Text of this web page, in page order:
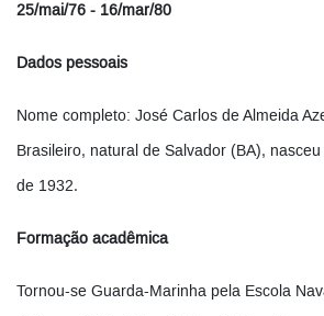
25/mai/76 - 16/mar/80
Dados pessoais
Nome completo: José Carlos de Almeida
Brasileiro, natural de Salvador (BA),
de 1932.
Formação acadêmica
Tornou-se Guarda-Marinha pela Escola